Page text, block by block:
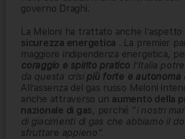
governo Draghi.
La Meloni ha trattato anche l’aspetto
sicurezza energetica . La premier
maggiore indipendenza energetica,
coraggio e spirito praticol’Italia
da questa crisi più forte e autonoma
All’assenza del gas russo Meloni
anche attraverso un aumento della
nazionale di gas, perché “i nostri
di giacimenti di gas che abbiamo il
sfruttare appieno”.